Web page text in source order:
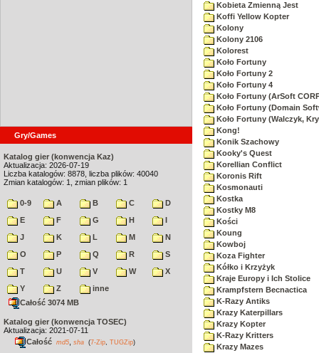
Gry/Games
Katalog gier (konwencja Kaz)
Aktualizacja: 2026-07-19
Liczba katalogów: 8878, liczba plików: 40040
Zmian katalogów: 1, zmian plików: 1
0-9 A B C
D
E
F G H
I
J
K L M
N
O
P Q R
S
T
U V W
X
Y
Z
inne
Całość 3074 MB
Katalog gier (konwencja TOSEC)
Aktualizacja: 2021-07-11
Całość md5 sha (7-Zip TUGZip)
Kobieta Zmienną Jest
Koffi Yellow Kopter
Kolony
Kolony 2106
Kolorest
Koło Fortuny
Koło Fortuny 2
Koło Fortuny 4
Koło Fortuny (ArSoft
Koło Fortuny (Domain
Koło Fortuny (Walczyk,
Kong!
Konik Szachowy
Kooky's Quest
Korellian Conflict
Koronis Rift
Kosmonauti
Kostka
Kostky M8
Kości
Koung
Kowboj
Koza Fighter
Kółko i Krzyżyk
Kraje Europy i Ich Stolice
Krampfstern Becnactica
K-Razy Antiks
Krazy Katerpillars
Krazy Kopter
K-Razy Kritters
Krazy Mazes